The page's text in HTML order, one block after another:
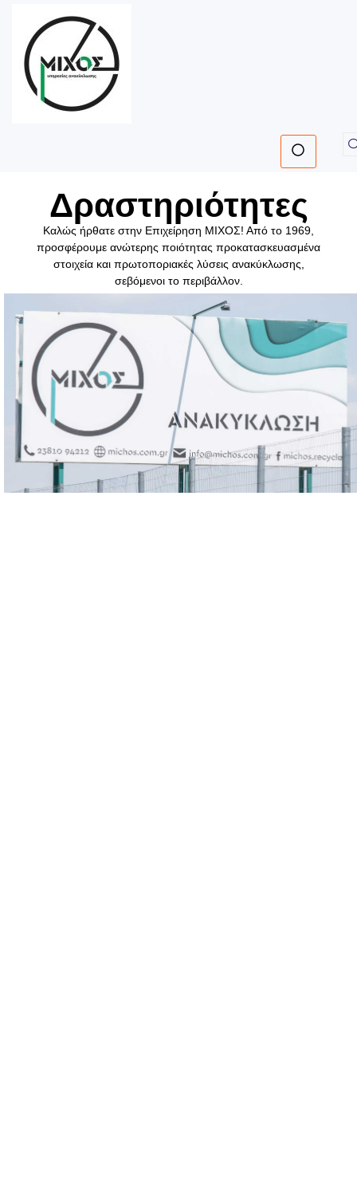
Δραστηριότητες
Καλώς ήρθατε στην Επιχείρηση ΜΙΧΟΣ! Από το 1969,
προσφέρουμε ανώτερης ποιότητας προκατασκευασμένα
στοιχεία και πρωτοποριακές λύσεις ανακύκλωσης,
σεβόμενοι το περιβάλλον.